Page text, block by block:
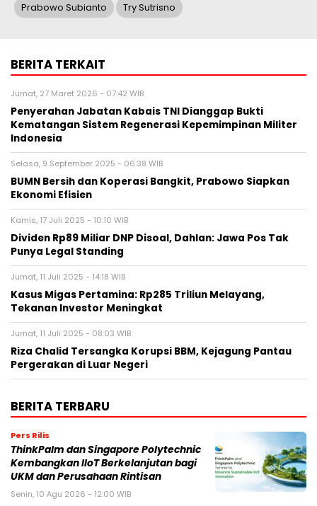
Prabowo Subianto Try Sutrisno
BERITA TERKAIT
Jumat, 27 Maret 2026 - 07:42 WIB
Penyerahan Jabatan Kabais TNI Dianggap Bukti
Kematangan Sistem Regenerasi Kepemimpinan Militer
Indonesia
Selasa, 9 September 2025 - 06:38 WIB
BUMN Bersih dan Koperasi Bangkit, Prabowo Siapkan
Ekonomi Efisien
Kamis, 17 Juli 2025 - 10:10 WIB
Dividen Rp89 Miliar DNP Disoal, Dahlan: Jawa Pos Tak
Punya Legal Standing
Jumat, 11 Juli 2025 - 14:18 WIB
Kasus Migas Pertamina: Rp285 Triliun Melayang,
Tekanan Investor Meningkat
Jumat, 11 Juli 2025 - 08:03 WIB
Riza Chalid Tersangka Korupsi BBM, Kejagung Pantau
Pergerakan di Luar Negeri
BERITA TERBARU
Pers Rilis
ThinkPalm dan Singapore Polytechnic
Kembangkan IIoT Berkelanjutan bagi
UKM dan Perusahaan Rintisan
Senin, 10 Agu 2026 - 12:00 WIB